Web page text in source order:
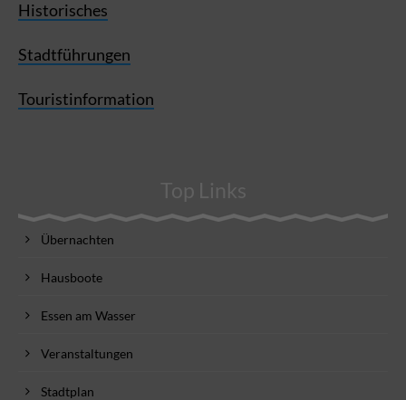
Historisches
Stadtführungen
Touristinformation
Top Links
Übernachten
Hausboote
Essen am Wasser
Veranstaltungen
Stadtplan